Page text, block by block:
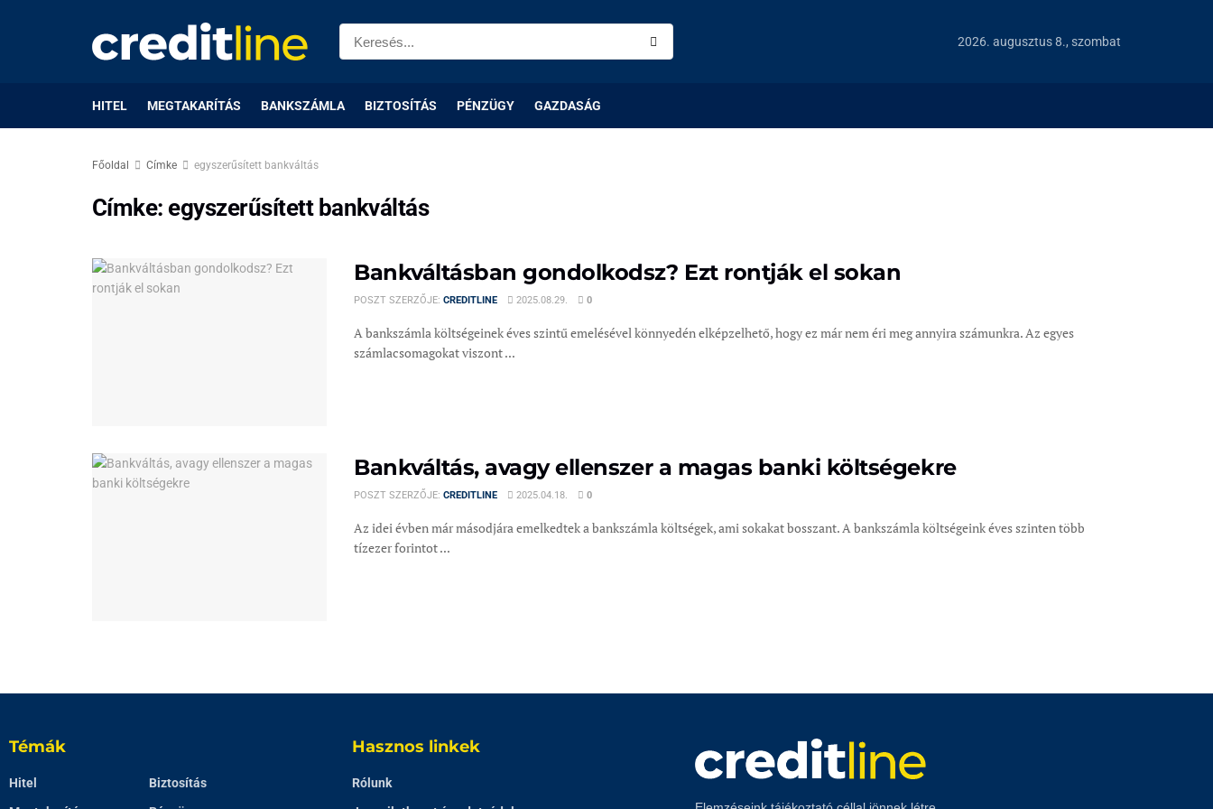
2026. augusztus 8., szombat
HITEL MEGTAKARÍTÁS BANKSZÁMLA BIZTOSÍTÁS PÉNZÜGY GAZDASÁG
Főoldal Címke egyszerűsített bankváltás
Címke: egyszerűsített bankváltás
Bankváltásban gondolkodsz? Ezt rontják el sokan
POSZT SZERZŐJE: CREDITLINE 2025.08.29. 0
A bankszámla költségeinek éves szintű emelésével könnyedén elképzelhető, hogy ez már nem éri meg annyira számunkra. Az egyes
számlacsomagokat viszont ...
Bankváltás, avagy ellenszer a magas banki költségekre
POSZT SZERZŐJE: CREDITLINE 2025.04.18. 0
Az idei évben már másodjára emelkedtek a bankszámla költségek, ami sokakat bosszant. A bankszámla költségeink éves szinten több
tízezer forintot ...
Témák
Hitel
Biztosítás
Hasznos linkek
Rólunk